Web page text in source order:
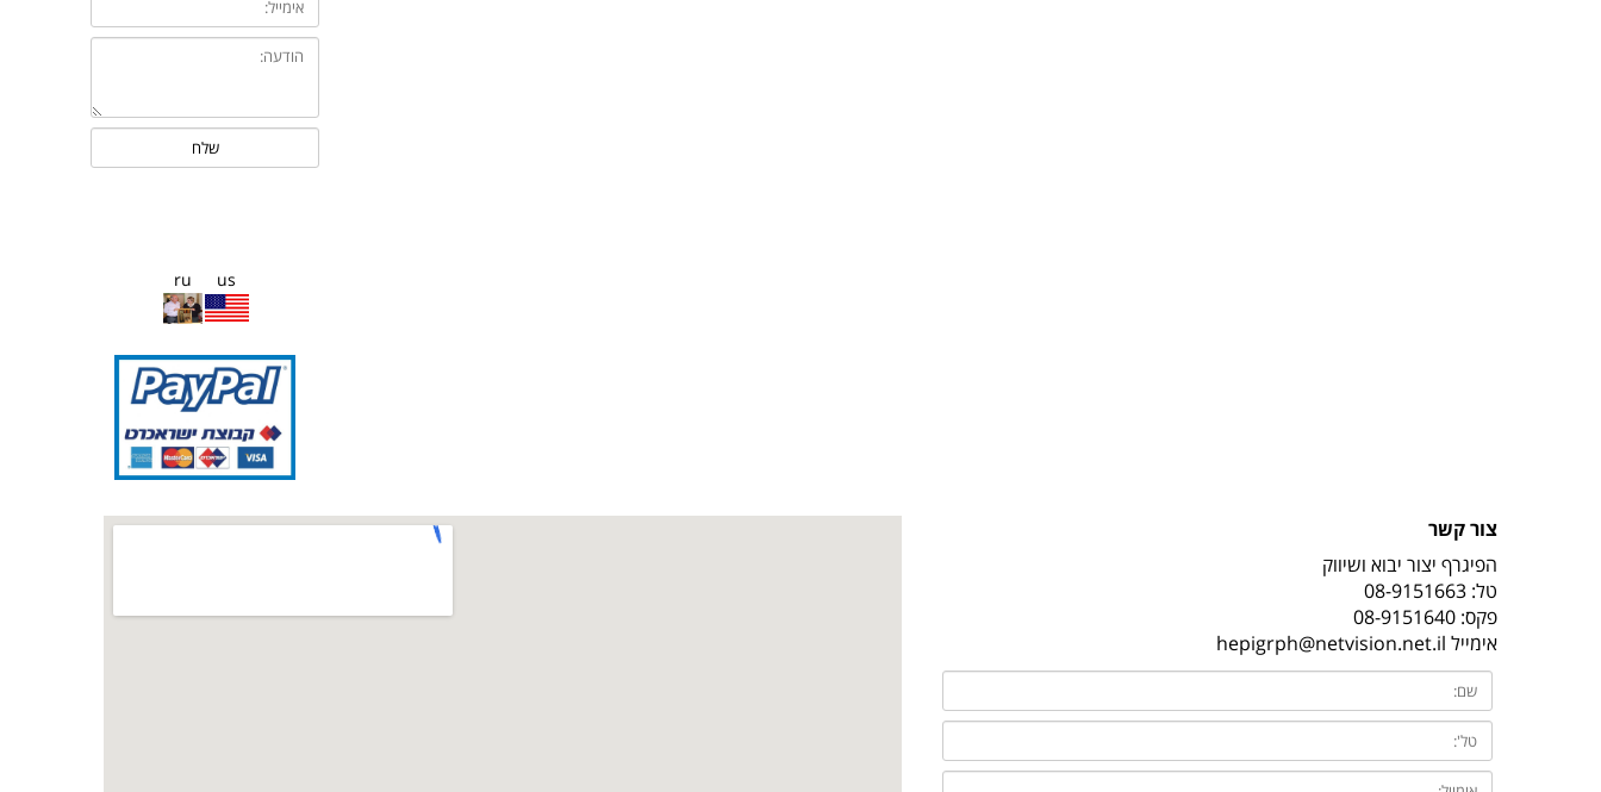
us
ru
צור קשר
הפיגרף יצור יבוא ושיווק
טל: 08-9151663
פקס: 08-9151640
אימייל hepigrph@netvision.net.il